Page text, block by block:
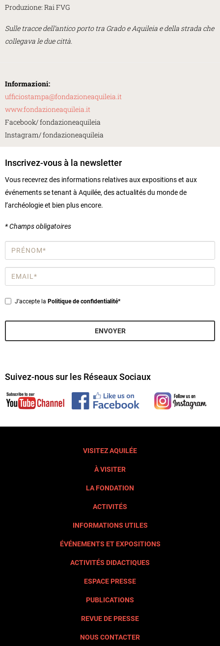
Produzione: Rai FVG
Sulle tracce dell’antico porto tra Grado e Aquileia e della strada che
collegava le due città.
Informazioni:
ufficiostampa@fondazioneaquileia.it
www.fondazioneaquileia.it
Facebook/ fondazioneaquileia
Instagram/ fondazioneaquileia
Inscrivez-vous à la newsletter
Vous recevrez des informations relatives aux expositions et aux
événements se tenant à Aquilée, des actualités du monde de
l’archéologie et bien plus encore.
* Champs obligatoires
Prénom
*
Email
*
Privacy
J’accepte la Politique de confidentialité*
ENVOYER
Suivez-nous sur les Réseaux Sociaux
VISITEZ AQUILÉE
À VISITER
LA FONDATION
ACTIVITÉS
INFORMATIONS UTILES
ÉVÉNEMENTS ET EXPOSITIONS
ACTIVITÉS DIDACTIQUES
ESPACE PRESSE
PUBLICATIONS
REVUE DE PRESSE
NOUS CONTACTER